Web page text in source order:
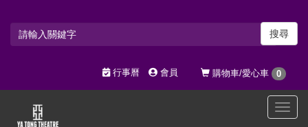
搜尋
購物車/愛心車 0
行事曆 會員
選